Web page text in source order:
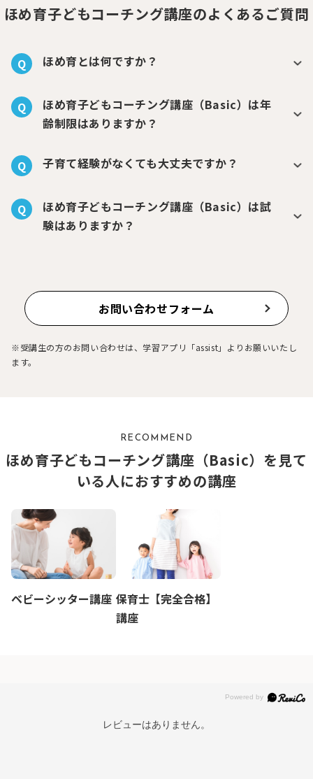
ほめ育子どもコーチング講座のよくあるご質問
Q ほめ育とは何ですか？
Q
ほめ育子どもコーチング講座（Basic）は年
齢制限はありますか？
Q 子育て経験がなくても大丈夫ですか？
Q
ほめ育子どもコーチング講座（Basic）は試
験はありますか？
お問い合わせフォーム
※受講生の方のお問い合わせは、学習アプリ「assist」よりお願いいたし
ます。
RECOMMEND
ほめ育子どもコーチング講座（Basic）を見て
いる人におすすめの講座
ベビーシッター講座 保育士【完全合格】
講座
レビューはありません。